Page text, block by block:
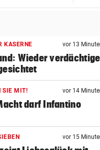
KASERNE vor 13
Wieder verdächtige
SIE MIT! vor 14
darf Infantino
vor 15